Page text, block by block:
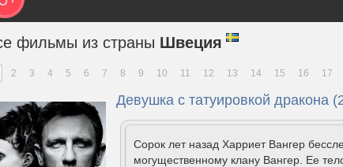
фильмы из страны Швеция
2 3 4 5 6 7 8 9 10 11 12 13 14 15 16 17
Девушка с татуировкой дракона
Сорок лет назад Харриет Вангер
могущественному клану Вангер. Ее